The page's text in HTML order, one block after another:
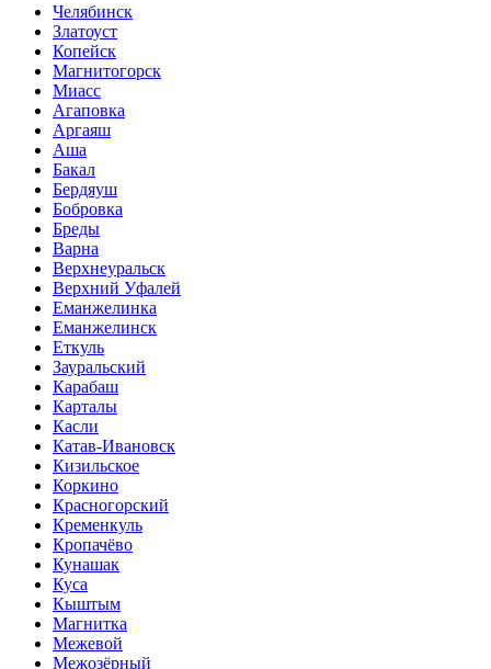
Челябинск
Златоуст
Копейск
Магнитогорск
Миасс
Агаповка
Аргаяш
Аша
Бакал
Бердяуш
Бобровка
Бреды
Варна
Верхнеуральск
Верхний Уфалей
Еманжелинка
Еманжелинск
Еткуль
Зауральский
Карабаш
Карталы
Касли
Катав-Ивановск
Кизильское
Коркино
Красногорский
Кременкуль
Кропачёво
Кунашак
Куса
Кыштым
Магнитка
Межевой
Межозёрный